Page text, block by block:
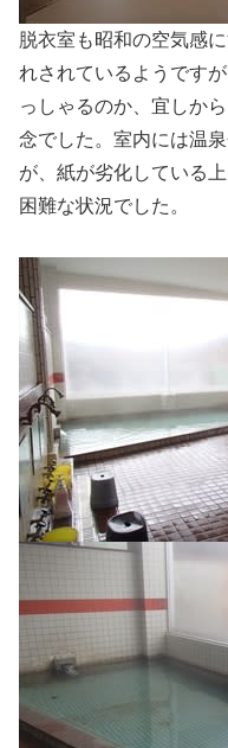
脱衣室も昭和の空気感
れされているようです
っしゃるのか、宜しか
念でした。室内には温
が、紙が劣化している
困難な状況でした。